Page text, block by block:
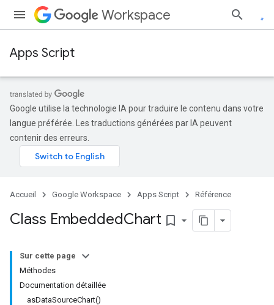
Workspace
Apps Script
Google utilise la technologie IA pour traduire le contenu dans votre
langue préférée. Les traductions générées par IA peuvent
contenir des erreurs.
Accueil Google Workspace Apps Script Référence
Class EmbeddedChart bookmark_border
Sur cette page
Méthodes
Documentation détaillée
asDataSourceChart()